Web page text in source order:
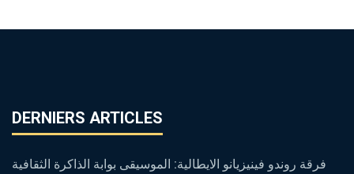
DERNIERS ARTICLES
فرقة روندو فينيزيانو الايطالية: الموسيقى بوابة الذاكرة الثقافية